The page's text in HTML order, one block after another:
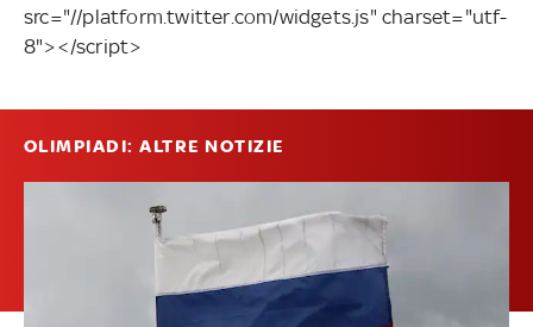
src="//platform.twitter.com/widgets.js" charset="utf-
8"></script>
OLIMPIADI: ALTRE NOTIZIE